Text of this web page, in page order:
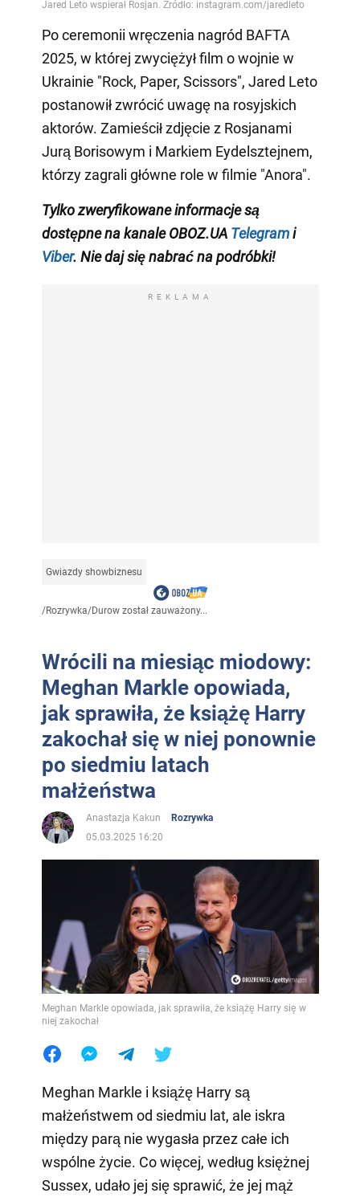
Po ceremonii wręczenia nagród BAFTA
2025, w której zwyciężył film o wojnie w
Ukrainie "Rock, Paper, Scissors", Jared Leto
postanowił zwrócić uwagę na rosyjskich
aktorów. Zamieścił zdjęcie z Rosjanami
Jurą Borisowym i Markiem Eydelsztejnem,
którzy zagrali główne role w filmie "Anora".
Tylkozweryfikowane informacje są
dostępne nakanaleOBOZ.UA Telegrami
Viber. Nie daj się nabrać na podróbki!
REKLAMA
Gwiazdy showbiznesu
/Rozrywka/Durow został zauważony...
Wrócili na miesiąc miodowy:
Meghan Markle opowiada,
jak sprawiła, że książę Harry
zakochał się w niej ponownie
po siedmiu latach
małżeństwa
Anastazja Kakun
Rozrywka
05.03.2025 16:20
Meghan Markle opowiada, jak sprawiła, że książę Harry się w
niej zakochał
Meghan Markle i książę Harry są
małżeństwem od siedmiu lat, ale iskra
między parą nie wygasła przez całe ich
wspólne życie. Co więcej, według księżnej
Sussex, udało jej się sprawić, że jej mąż